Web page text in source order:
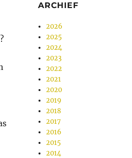
ARCHIEF
2026
2025
2024
2023
2022
2021
2020
2019
2018
2017
2016
2015
2014